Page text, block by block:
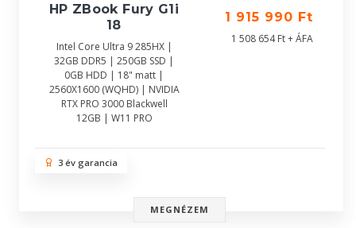
HP ZBook Fury G1i
18
Intel Core Ultra 9 285HX |
32GB DDR5 | 250GB SSD |
0GB HDD | 18" matt |
2560X1600 (WQHD) | NVIDIA
RTX PRO 3000 Blackwell
12GB | W11 PRO
1 915 990 Ft
1 508 654 Ft + ÁFA
3 év garancia
MEGNÉZEM